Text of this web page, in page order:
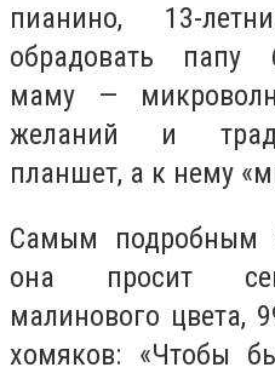
пианино, 13-
обрадовать папу
маму —
желаний и
планшет, а к нему
Самым подробным
она просит
малинового цвета,
хомяков: «Чтобы